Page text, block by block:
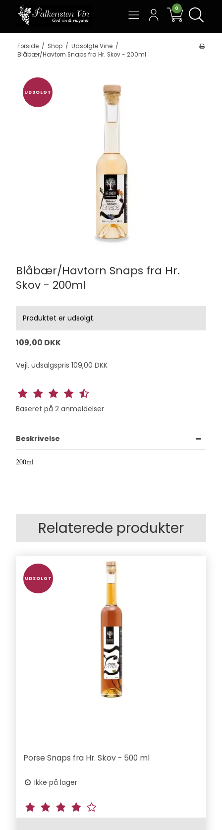
0
Forside / Shop / Udsolgte Vine /
Blåbær/Havtorn Snaps fra Hr. Skov - 200ml
UDSOLGT
Blåbær/Havtorn Snaps fra Hr.
Skov - 200ml
Produktet er udsolgt.
109,00 DKK
Vejl. udsalgspris 109,00 DKK
Baseret på 2 anmeldelser
Beskrivelse
200ml
Relaterede produkter
UDSOLGT
Porse Snaps fra Hr. Skov - 500 ml
Ikke på lager